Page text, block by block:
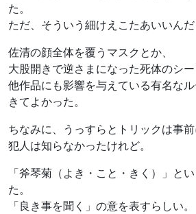
た。
ただ、そういう細けえこたあいいんだ
佐清の顔全体を覆うマスクとか、
大股開きで逆さまになった死体のシー
他作品にも影響を与えている有名な
きてよかった。
ちなみに、うっすらとトリックは事前
犯人は知らなかったけれど。
「斧琴菊（よき・こと・きく）」と
た。
「良き事を聞く」の意を表すらしい。